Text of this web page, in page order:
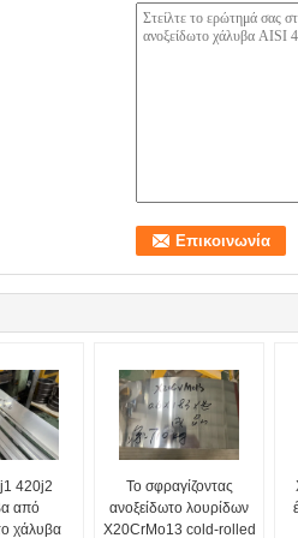
420j2
από
χάλυβα
Το σφραγίζοντας
ανοξείδωτο λουρίδων
X20CrMo13 cold-rolled